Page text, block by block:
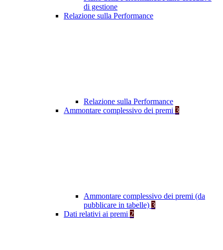
di gestione
Relazione sulla Performance
Relazione sulla Performance
Ammontare complessivo dei premi 3
Ammontare complessivo dei premi (da
pubblicare in tabelle) 3
Dati relativi ai premi 2